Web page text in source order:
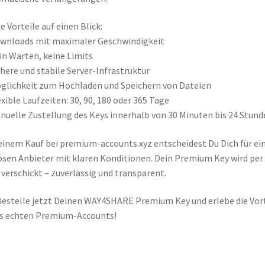
Vorteile auf einen Blick:
mit maximaler Geschwindigkeit
Warten, keine Limits
und stabile Server-Infrastruktur
zum Hochladen und Speichern von Dateien
Laufzeiten: 30, 90, 180 oder 365 Tage
Zustellung des Keys innerhalb von 30 Minuten bis 24
Kauf bei premium-accounts.xyz entscheidest Du Dich für
Anbieter mit klaren Konditionen. Dein Premium Key wird per
– zuverlässig und transparent.
jetzt Deinen WAY4SHARE Premium Key und erlebe die
echten Premium-Accounts!